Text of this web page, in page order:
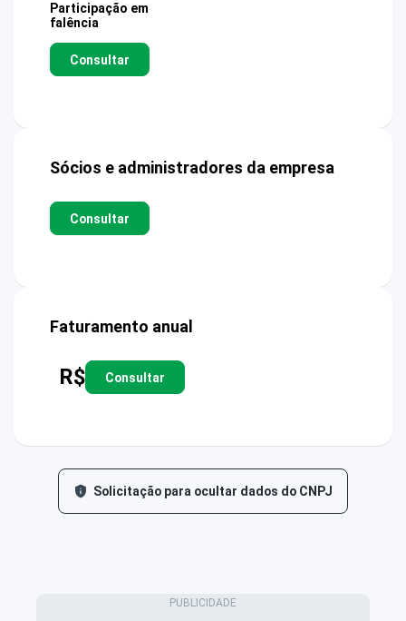
Participação em
falência
Consultar
Sócios e administradores da empresa
Consultar
Faturamento anual
R$ Consultar
Solicitação para ocultar dados do CNPJ